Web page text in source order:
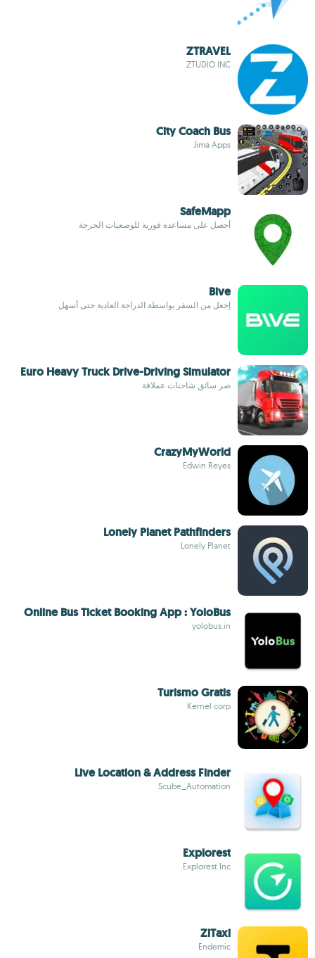
ZTRAVEL
ZTUDIO INC
City Coach Bus
Jima Apps
SafeMapp
أحصل على مساعدة فورية للوضعيات الحرجة
Bive
إجعل من السفر بواسطة الدراجة العادية حتى أسهل
Euro Heavy Truck Drive-Driving Simulator
صر سائق شاحنات عملاقة
CrazyMyWorld
Edwin Reyes
Lonely Planet Pathfinders
Lonely Planet
Online Bus Ticket Booking App : YoloBus
yolobus.in
Turismo Gratis
Kernel corp
Live Location & Address Finder
Scube_Automation
Explorest
Explorest Inc.
ZiTaxi
Endemic